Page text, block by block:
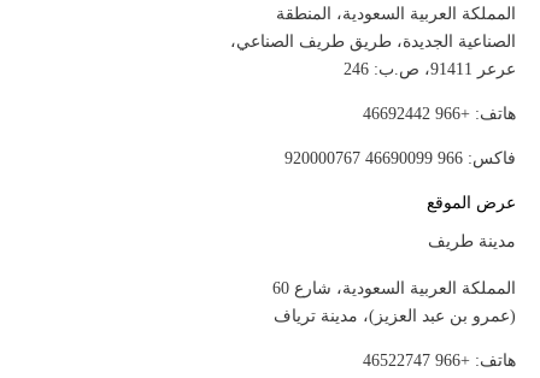
المملكة العربية السعودية، المنطقة
الصناعية الجديدة، طريق طريف الصناعي،
عرعر 91411، ص.ب: 246
هاتف: +966 46692442
فاكس: 966 46690099 920000767
عرض الموقع
مدينة طريف
المملكة العربية السعودية، شارع 60
(عمرو بن عبد العزيز)، مدينة ترياف
هاتف: +966 46522747